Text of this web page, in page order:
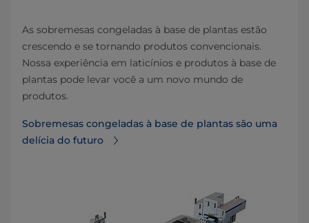
As sobremesas congeladas à base de plantas estão
crescendo e se tornando produtos convencionais.
Nossa experiência em laticínios e produtos à base de
plantas pode levar você a um novo mundo de
produtos.
Sobremesas congeladas à base de plantas são uma
delícia do futuro